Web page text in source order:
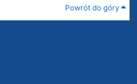
Powrót do góry